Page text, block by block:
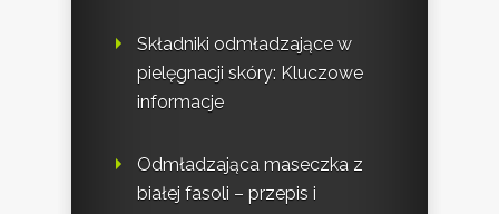
Składniki odmładzające w
pielęgnacji skóry: Kluczowe
informacje
Odmładzająca maseczka z
białej fasoli – przepis i